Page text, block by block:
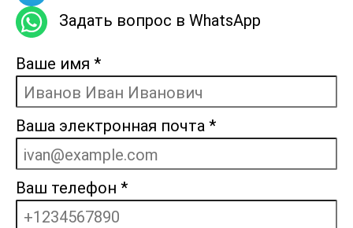
Задать вопрос в WhatsApp
Ваше имя *
Ваша электронная почта *
Ваш телефон *